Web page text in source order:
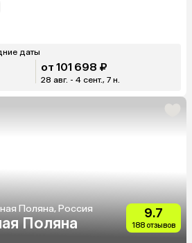
даты
от 101 698 ₽
28 авг. - 4 сент., 7 н.
Поляна, Россия
Поляна
9.7
188 отзывов